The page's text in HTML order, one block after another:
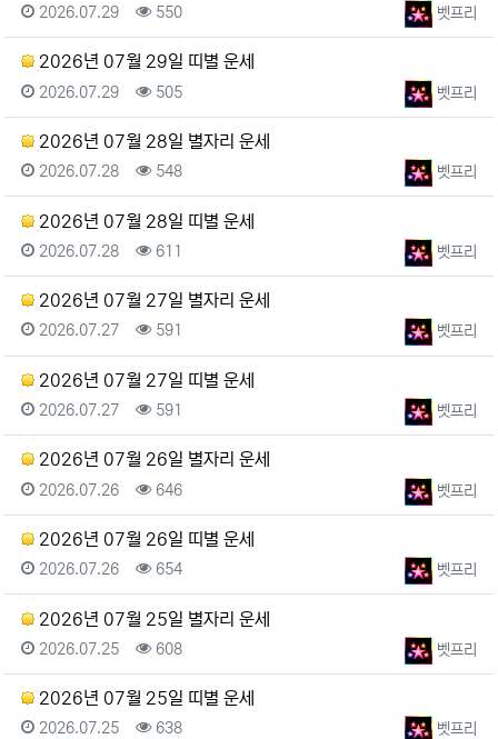
등록자벳프리
등록일
2026.07.29 조회
550
2026년 07월 29일 띠별 운세
등록자벳프리
등록일
2026.07.29 조회
505
2026년 07월 28일 별자리 운세
등록자벳프리
등록일
2026.07.28 조회
548
2026년 07월 28일 띠별 운세
등록자벳프리
등록일
2026.07.28 조회
611
2026년 07월 27일 별자리 운세
등록자벳프리
등록일
2026.07.27 조회
591
2026년 07월 27일 띠별 운세
등록자벳프리
등록일
2026.07.27 조회
591
2026년 07월 26일 별자리 운세
등록자벳프리
등록일
2026.07.26 조회
646
2026년 07월 26일 띠별 운세
등록자벳프리
등록일
2026.07.26 조회
654
2026년 07월 25일 별자리 운세
등록자벳프리
등록일
2026.07.25 조회
608
2026년 07월 25일 띠별 운세
등록자벳프리
등록일
2026.07.25 조회
638